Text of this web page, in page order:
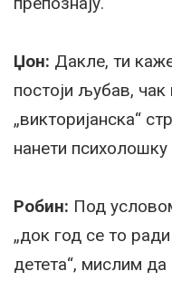
Џон: Дакле, ти
постоји љубав, чак
„викторијанска“
нанети психолошку
Робин: Под
„док год се то
детета“, мислим